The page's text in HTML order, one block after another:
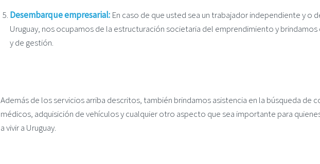
Desembarque empresarial: En caso de que usted sea un trabajador independiente y o
Uruguay, nos ocupamos de la estructuración societaria del emprendimiento y
y de gestión.
Además de los servicios arriba descritos, también brindamos asistencia en la búsqueda de
médicos, adquisición de vehículos y cualquier otro aspecto que sea importante para
a vivir a Uruguay.